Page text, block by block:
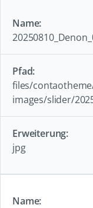
files/
images/slider/
jpg